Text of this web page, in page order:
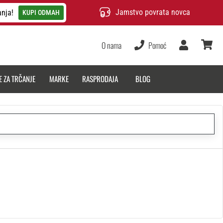
KUPI ODMAH Jamstvo povrata novca
O nama Pomoć
Korisnik
ZA TRČANJE MARKE RASPRODAJA BLOG